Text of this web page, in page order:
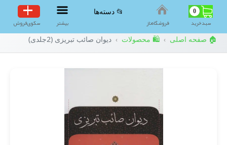
0
سبد‌خرید فروشگاه‌ناز
📂 دسته‌ها
بیشتر سکوی‌فروش
🏠 صفحه اصلی › 🛍️ محصولات › دیوان صائب تبریزی (2جلدی)